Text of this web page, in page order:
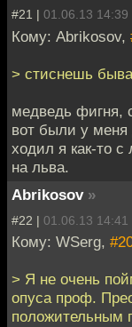
#21 | 01.06.13 14:39
Кому: Abrikosov,
> стиснешь
медведь фигня,
вот были у меня
ходил я как-то с
на льва.
Abrikosov »
#22 | 01.06.13 14:41
Кому: WSerg,
> Я не очень
опуса проф.
положительным